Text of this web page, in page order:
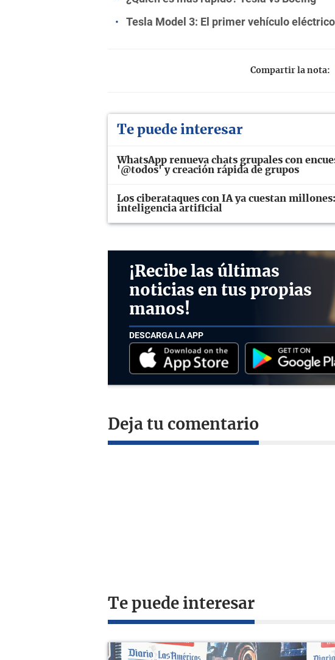
Tesla Model 3: El primer vehículo
Compartir la nota:
Te puede interesar
WhatsApp renueva chats grupales con
'@todos' y creación rápida de grupos
Los ciberataques con IA ya cuestan
inteligencia artificial
¡Recibe las últimas
noticias en tus propias
manos!
DESCARGA LA APP
Deja tu comentario
Te puede interesar